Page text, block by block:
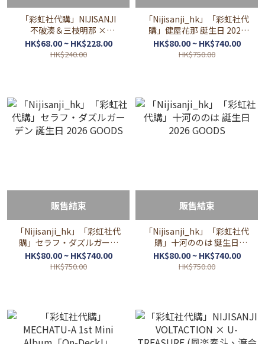
「彩虹社代購」NIJISANJI
不破湊＆三枝明那 ×
iCouleur (受注販売)
HK$68.00 ~ HK$228.00
HK$240.00
「Nijisanji_hk」「彩虹社代
購」健屋花那 誕生日 2026
GOODS
HK$80.00 ~ HK$740.00
HK$750.00
販售結束
「Nijisanji_hk」「彩虹社代
購」セラフ・ダズルガーデ
ン 誕生日 2026 GOODS
HK$80.00 ~ HK$740.00
HK$750.00
販售結束
「Nijisanji_hk」「彩虹社代
購」十河ののは 誕生日
2026 GOODS
HK$80.00 ~ HK$740.00
HK$750.00